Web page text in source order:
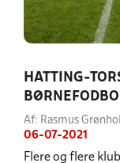
HATTING-
Af: Rasmus
06-07-2021
Flere og flere